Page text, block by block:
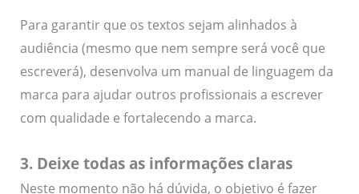
Para garantir que os textos sejam alinhados à
audiência (mesmo que nem sempre será você que
escreverá), desenvolva um manual de linguagem da
marca para ajudar outros profissionais a escrever
com qualidade e fortalecendo a marca.
3. Deixe todas as informações claras
Neste momento não há dúvida, o objetivo é fazer